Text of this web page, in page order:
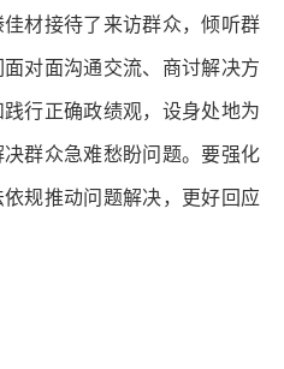
材接待了来访群众，倾听群
对面沟通交流、商讨解决方
行正确政绩观，设身处地为
群众急难愁盼问题。要强化
规推动问题解决，更好回应